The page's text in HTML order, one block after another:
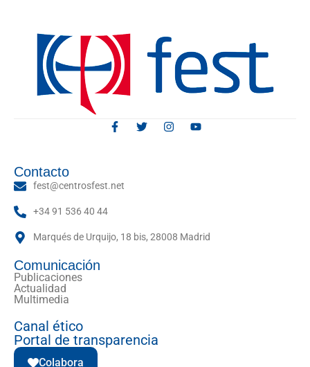
Contacto
fest@centrosfest.net
+34 91 536 40 44
Marqués de Urquijo, 18 bis, 28008 Madrid
Comunicación
Publicaciones
Actualidad
Multimedia
Canal ético
Portal de transparencia
Colabora